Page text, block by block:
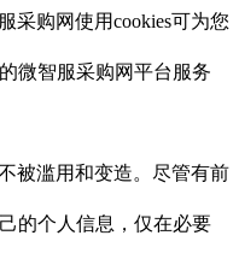
采购网使用cookies可为您
微智服采购网平台服务
被滥用和变造。尽管有前
的个人信息，仅在必要